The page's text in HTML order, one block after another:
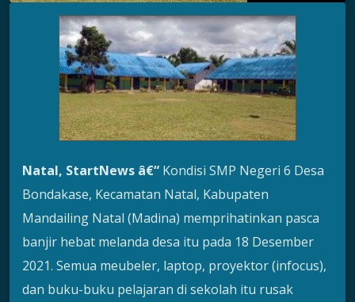
Natal, StartNews â€“ Kondisi SMP Negeri 6 Desa
Bondakase, Kecamatan Natal, Kabupaten
Mandailing Natal (Madina) memprihatinkan pasca
banjir hebat melanda desa itu pada 18 Desember
2021. Semua meubeler, laptop, proyektor (infocus),
dan buku-buku pelajaran di sekolah itu rusak